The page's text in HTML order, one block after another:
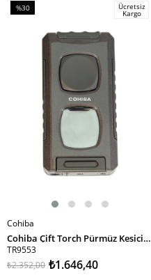
SEPETE EKLE
%30
%30İndirim
Ücretsiz
Kargo
Cohiba
Cohiba Çift Torch Pürmüz Kesici & Delici & İğneli Kahverengi Metal Puro Çakmağı
TR9553
₺1.646,40
₺2.352,00